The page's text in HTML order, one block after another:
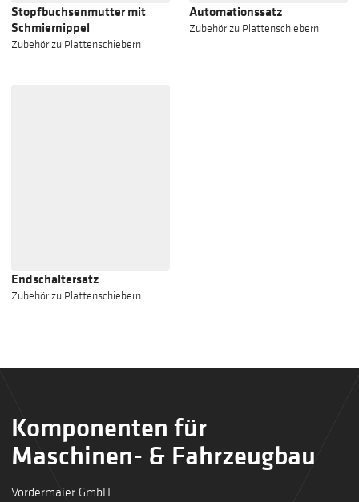
Stopfbuchsenmutter mit
Schmiernippel
Zubehör zu Plattenschiebern
Automationssatz
Zubehör zu Plattenschiebern
Endschaltersatz
Zubehör zu Plattenschiebern
Komponenten für
Maschinen- & Fahrzeugbau
Vordermaier GmbH